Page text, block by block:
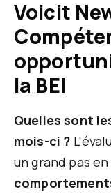
Voicit
la BEI
Quelles sont
mois-ci ?
un grand pas